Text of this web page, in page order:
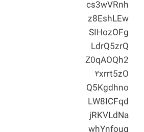
cs3wVRnh
z8EshLEw
SIHozOFg
LdrQ5zrQ
Z0qAOQh2
۲xrrt5zO
Q5Kgdhno
LW8ICFqd
jRKVLdNa